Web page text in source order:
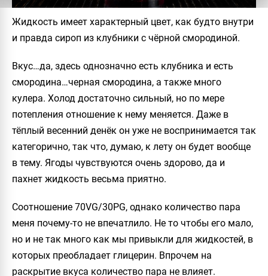
Жидкость имеет характерный цвет, как будто внутри
и правда сироп из клубники с чёрной смородиной.
Вкус…да, здесь однозначно есть клубника и есть
смородина…черная смородина, а также много
кулера. Холод достаточно сильный, но по мере
потепления отношение к нему меняется. Даже в
тёплый весенний денёк он уже не воспринимается так
категорично, так что, думаю, к лету он будет вообще
в тему. Ягоды чувствуются очень здорово, да и
пахнет жидкость весьма приятно.
Соотношение 70VG/30PG, однако количество пара
меня почему-то не впечатлило. Не то чтобы его мало,
но и не так много как мы привыкли для жидкостей, в
которых преобладает глицерин. Впрочем на
раскрытие вкуса количество пара не влияет.